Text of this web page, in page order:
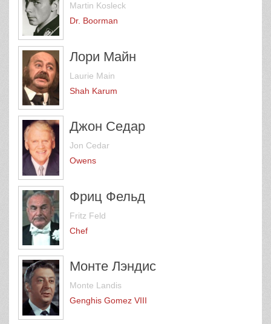
Martin Kosleck
Dr. Boorman
Лори Майн
Laurie Main
Shah Karum
Джон Седар
Jon Cedar
Owens
Фриц Фельд
Fritz Feld
Chef
Монте Лэндис
Monte Landis
Genghis Gomez VIII